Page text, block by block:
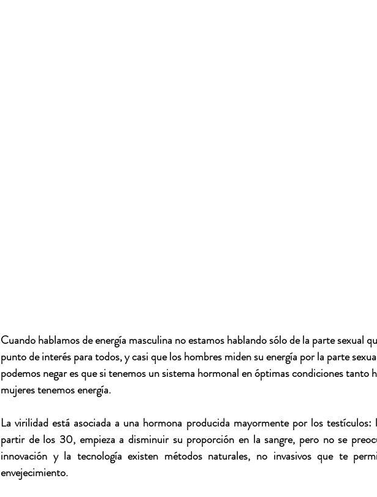
Cuando hablamos de energía masculina no estamos hablando sólo de la parte sexual
punto de interés para todos, y casi que los hombres miden su energía por la parte
podemos negar es que si tenemos un sistema hormonal en óptimas condiciones tanto
mujeres tenemos energía.
La virilidad está asociada a una hormona producida mayormente por los
partir de los 30, empieza a disminuir su proporción en la sangre, pero no se
innovación y la tecnología existen métodos naturales, no invasivos que te
envejecimiento.